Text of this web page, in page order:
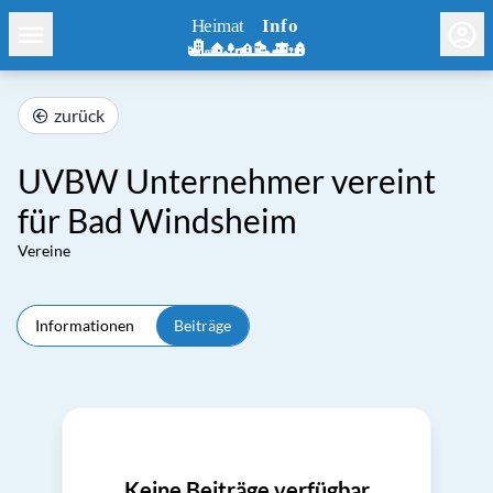
zurück
UVBW Unternehmer vereint
für Bad Windsheim
Vereine
Informationen Beiträge